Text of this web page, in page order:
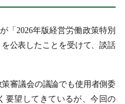
「2026年版経営労働政策特別
公表したことを受けて、談話
審議会の議論でも使用者側委
要望してきているが、今回の